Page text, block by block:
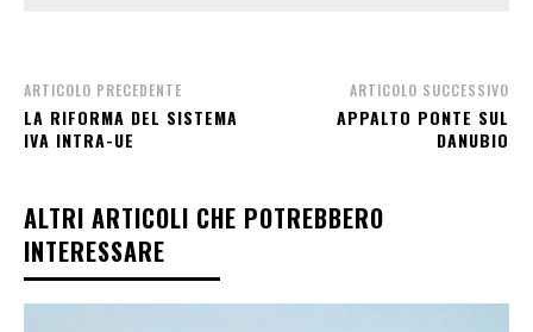
ARTICOLO PRECEDENTE
LA RIFORMA DEL SISTEMA
IVA INTRA-UE
ARTICOLO SUCCESSIVO
APPALTO PONTE SUL
DANUBIO
ALTRI ARTICOLI CHE POTREBBERO
INTERESSARE